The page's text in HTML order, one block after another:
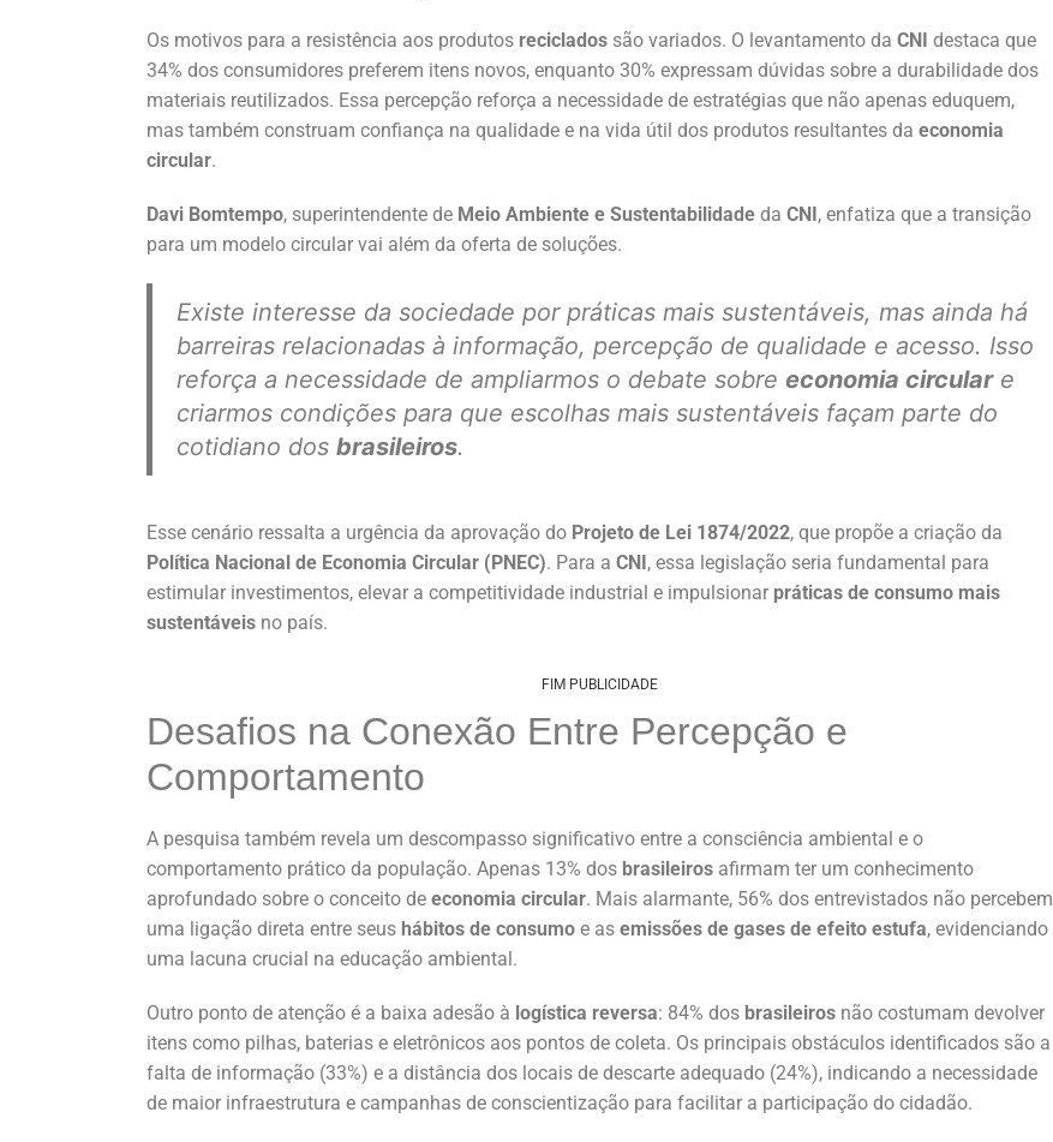
Os motivos para a resistência aos produtos reciclados são variados. O levantamento da CNI destaca que
34% dos consumidores preferem itens novos, enquanto 30% expressam dúvidas sobre a durabilidade dos
materiais reutilizados. Essa percepção reforça a necessidade de estratégias que não apenas eduquem,
mas também construam confiança na qualidade e na vida útil dos produtos resultantes da economia
circular.
Davi Bomtempo, superintendente de Meio Ambiente e Sustentabilidade da CNI, enfatiza que a transição
para um modelo circular vai além da oferta de soluções.
Existe interesse da sociedade por práticas mais sustentáveis, mas ainda há
barreiras relacionadas à informação, percepção de qualidade e acesso. Isso
reforça a necessidade de ampliarmos o debate sobre economia circulare
criarmos condições para que escolhas mais sustentáveis façam parte do
cotidiano dos brasileiros.
Esse cenário ressalta a urgência da aprovação do Projeto de Lei 1874/2022, que propõe a criação da
Política Nacional de Economia Circular (PNEC). Para a CNI, essa legislação seria fundamental para
estimular investimentos, elevar a competitividade industrial e impulsionar práticas de consumo mais
sustentáveis no país.
FIM PUBLICIDADE
Desafios na Conexão Entre Percepção e
Comportamento
A pesquisa também revela um descompasso significativo entre a consciência ambiental e o
comportamento prático da população. Apenas 13% dos brasileiros afirmam ter um conhecimento
aprofundado sobre o conceito de economia circular. Mais alarmante, 56% dos entrevistados não percebem
uma ligação direta entre seus hábitos de consumo e as emissões de gases de efeito estufa, evidenciando
uma lacuna crucial na educação ambiental.
Outro ponto de atenção é a baixa adesão à logística reversa: 84% dos brasileiros não costumam devolver
itens como pilhas, baterias e eletrônicos aos pontos de coleta. Os principais obstáculos identificados são a
falta de informação (33%) e a distância dos locais de descarte adequado (24%), indicando a necessidade
de maior infraestrutura e campanhas de conscientização para facilitar a participação do cidadão.